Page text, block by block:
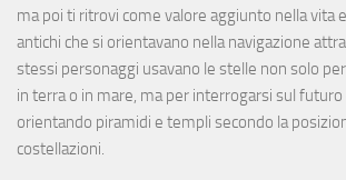
ma poi ti ritrovi come valore aggiunto nella vita
antichi che si orientavano nella navigazione
stessi personaggi usavano le stelle non solo
in terra o in mare, ma per interrogarsi sul
orientando piramidi e templi secondo la
costellazioni.